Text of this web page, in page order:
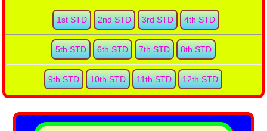
1st STD 2nd STD 3rd STD 4th STD
5th STD 6th STD 7th STD 8th STD
9th STD 10th STD 11th STD 12th STD